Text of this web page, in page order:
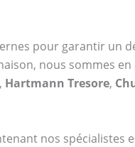
pour garantir un
nous sommes en
, Hartmann Tresore,
nos spécialistes